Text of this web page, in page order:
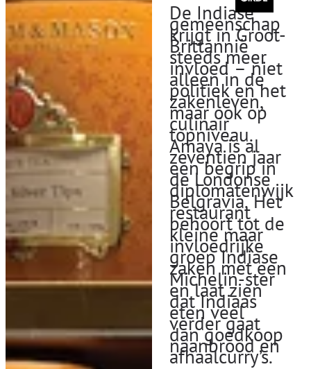
De Indiase
gemeenschap
krijgt in Groot-
Brittannië
steeds meer
invloed – niet
alleen in de
politiek en het
zakenleven,
maar ook op
culinair
topniveau.
Amaya is al
zeventien jaar
een begrip in
de Londonse
diplomatenwijk
Belgravia. Het
restaurant
behoort tot de
kleine maar
invloedrijke
groep Indiase
zaken met een
Michelin-ster
en laat zien
dat Indiaas
eten veel
verder gaat
dan goedkoop
naanbrood en
afhaalcurry’s.